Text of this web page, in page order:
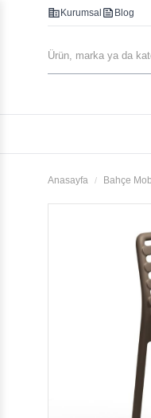
corporate_fare Kurumsal feed Blog
Anasayfa Bahçe